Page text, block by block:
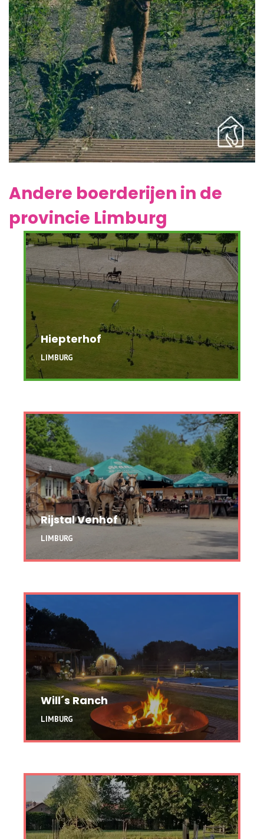
Andere boerderijen in de
provincie Limburg
Hiepterhof
LIMBURG
Rijstal Venhof
LIMBURG
Will´s Ranch
LIMBURG